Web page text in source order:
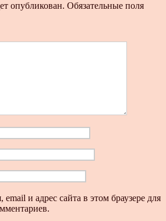
опубликован. Обязательные поля
и адрес сайта в этом браузере для